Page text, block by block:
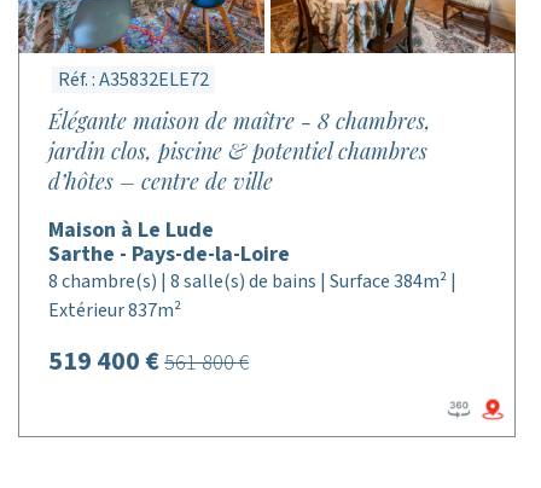
Réf. : A35832ELE72
Élégante maison de maître - 8 chambres,
jardin clos, piscine & potentiel chambres
d’hôtes – centre de ville
Maison à Le Lude
Sarthe - Pays-de-la-Loire
8 chambre(s) | 8 salle(s) de bains | Surface 384m² |
Extérieur 837m²
519 400 €561 800 €